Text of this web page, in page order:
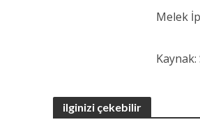
Melek
Kaynak:
ilginizi çekebilir